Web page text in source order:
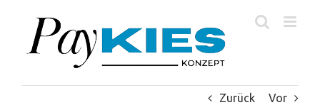
springen
Zurück Vor